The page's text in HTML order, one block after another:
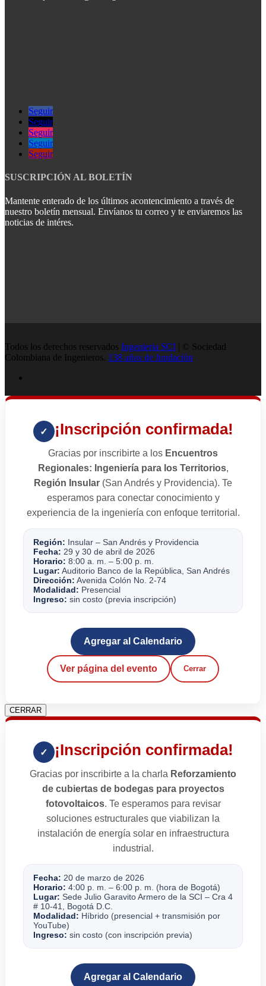
Seguir
Seguir
Seguir
Seguir
Seguir
SUSCRIPCIÓN AL BOLETÍN
Mantente enterado de los últimos acontencimiento a través de
nuestro boletín mensual. Envíanos tu correo y te enviaremos las
noticias de intéres.
Todos los derechos reservados Ingenieria SCI | © Sociedad
Colombiana de Ingenieros. 138 años de fundación
✓ ¡Inscripción confirmada!
Gracias por inscribirte a los Encuentros
Regionales: Ingeniería para los Territorios,
Región Insular (San Andrés y Providencia). Te
esperamos para conectar conocimiento y
experiencia de la ingeniería con enfoque territorial.
Región: Insular – San Andrés y Providencia
Fecha: 29 y 30 de abril de 2026
Horario: 8:00 a. m. – 5:00 p. m.
Lugar: Auditorio Banco de la República, San Andrés
Dirección: Avenida Colón No. 2-74
Modalidad: Presencial
Ingreso: sin costo (previa inscripción)
Agregar al Calendario
Ver página del evento Cerrar
CERRAR
✓ ¡Inscripción confirmada!
Gracias por inscribirte a la charla Reforzamiento
de cubiertas de bodegas para proyectos
fotovoltaicos. Te esperamos para revisar
soluciones estructurales que viabilizan la
instalación de energía solar en infraestructura
industrial.
Fecha: 20 de marzo de 2026
Horario: 4:00 p. m. – 6:00 p. m. (hora de Bogotá)
Lugar: Sede Julio Garavito Armero de la SCI – Cra 4
# 10-41, Bogotá D.C.
Modalidad: Híbrido (presencial + transmisión por
YouTube)
Ingreso: sin costo (con inscripción previa)
Agregar al Calendario